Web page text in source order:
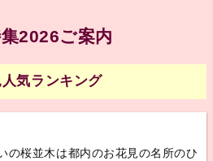
2026ご案内
気ランキング
の桜並木は都内のお花見の名所のひ